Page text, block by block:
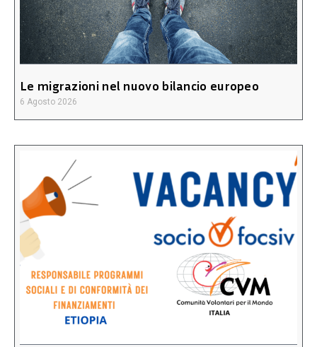
Le migrazioni nel nuovo bilancio europeo
6 Agosto 2026